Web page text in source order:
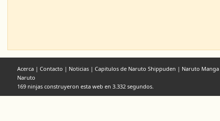
Acerca | Contacto | Noticias | Capitulos de Naruto Shippuden | Naruto Manga
Naruto
169 ninjas construyeron esta web en 3.332 segundos.